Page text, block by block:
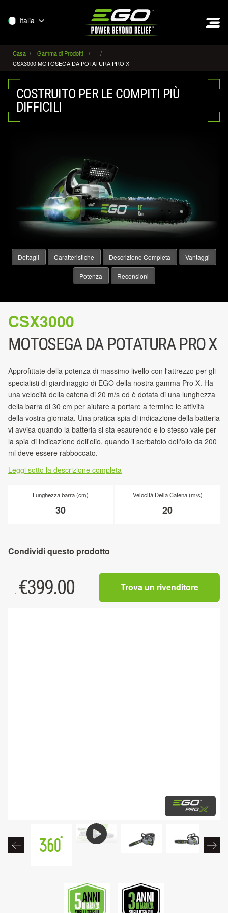
Italia
Casa
Gamma di Prodotti
CSX3000 MOTOSEGA DA POTATURA PRO X
COSTRUITO PER LE COMPITI PIÙ
DIFFICILI
Dettagli Caratteristiche Descrizione Completa Vantaggi
Potenza Recensioni
CSX3000
MOTOSEGA DA POTATURA PRO X
Approfittate della potenza di massimo livello con l'attrezzo per gli
specialisti di giardinaggio di EGO della nostra gamma Pro X. Ha
una velocità della catena di 20 m/s ed è dotata di una lunghezza
della barra di 30 cm per aiutare a portare a termine le attività
della vostra giornata. Una pratica spia di indicazione della batteria
vi avvisa quando la batteria si sta esaurendo e lo stesso vale per
la spia di indicazione dell'olio, quando il serbatoio dell'olio da 200
ml deve essere rabboccato.
Leggi sotto la descrizione completa
Lunghezza barra (cm)
30
Velocità Della Catena (m/s)
20
Condividi questo prodotto
. €399.00 Trova un rivenditore